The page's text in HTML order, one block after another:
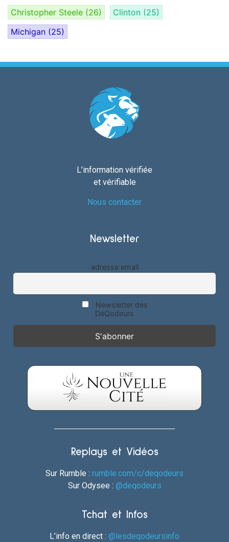
Christopher Steele (26) Clinton (25)
Michigan (25)
L’information vérifiée
et vérifiable
Nous contacter
Newsletter
adresse email
Newsletter des
DéQodeurs
Replays et Vidéos
Sur Rumble : rumble.com/c/deqodeurs
Sur Odysee : @deqodeurs
Tchat et Infos
L’info en direct : @lesdeqodeursinfo